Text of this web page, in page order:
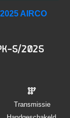
5/2025
Transmissie